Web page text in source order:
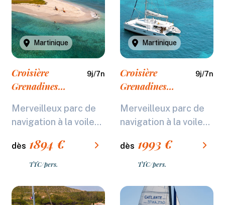
Martinique
Croisière
Grenadines
Standard - 7
nuits
9j/7n
Merveilleux parc de
navigation à la voile...
dès 1894 €
TTC/pers.
Martinique
Croisière
Grenadines
Confort- 7 nuits
9j/7n
Merveilleux parc de
navigation à la voile...
dès 1993 €
TTC/pers.